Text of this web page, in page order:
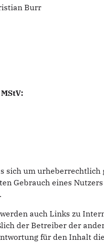
Burr
um urheberrechtlich
Gebrauch eines
auch Links zu
der Betreiber der
für den Inhalt